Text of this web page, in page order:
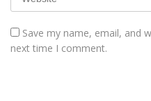
Save my name, email, and
next time I comment.